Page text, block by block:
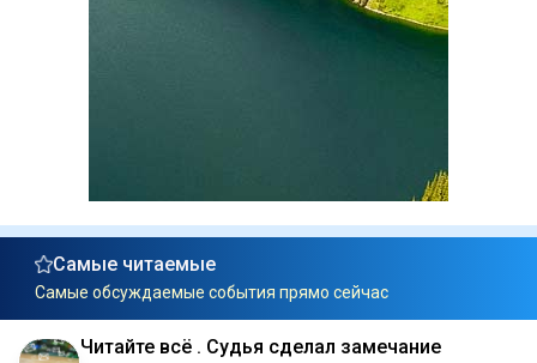
Самые читаемые
Самые обсуждаемые события прямо сейчас
Читайте всё . Судья сделал замечание